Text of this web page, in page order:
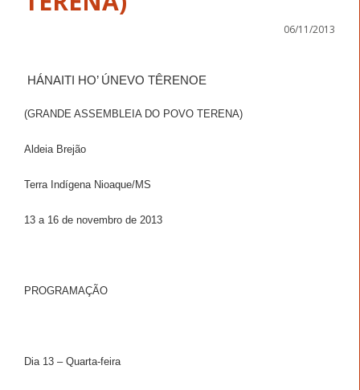
06/11/2013
HÁNAITI HO’ ÚNEVO TÊRENOE
(GRANDE ASSEMBLEIA DO POVO TERENA)
Aldeia Brejão
Terra Indígena Nioaque/MS
13 a 16 de novembro de 2013
PROGRAMAÇÃO
Dia 13 – Quarta-feira